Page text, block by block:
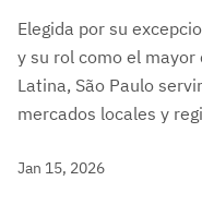
Elegida por su
y su rol como el
Latina, São Paulo
mercados locales y
Jan 15, 2026